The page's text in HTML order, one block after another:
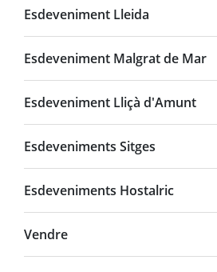
Esdeveniment Lleida
Esdeveniment Malgrat de Mar
Esdeveniment Lliçà d'Amunt
Esdeveniments Sitges
Esdeveniments Hostalric
Vendre